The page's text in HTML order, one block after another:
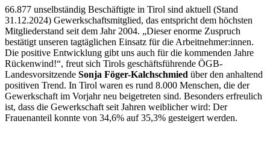
66.877 unselbständig Beschäftigte in Tirol sind aktuell (Stand
31.12.2024) Gewerkschaftsmitglied, das entspricht dem höchsten
Mitgliederstand seit dem Jahr 2004. „Dieser enorme Zuspruch
bestätigt unseren tagtäglichen Einsatz für die Arbeitnehmer:innen.
Die positive Entwicklung gibt uns auch für die kommenden Jahre
Rückenwind!“, freut sich Tirols geschäftsführende ÖGB-
Landesvorsitzende Sonja Föger-Kalchschmied über den anhaltend
positiven Trend. In Tirol waren es rund 8.000 Menschen, die der
Gewerkschaft im Vorjahr neu beigetreten sind. Besonders erfreulich
ist, dass die Gewerkschaft seit Jahren weiblicher wird: Der
Frauenanteil konnte von 34,6% auf 35,3% gesteigert werden.